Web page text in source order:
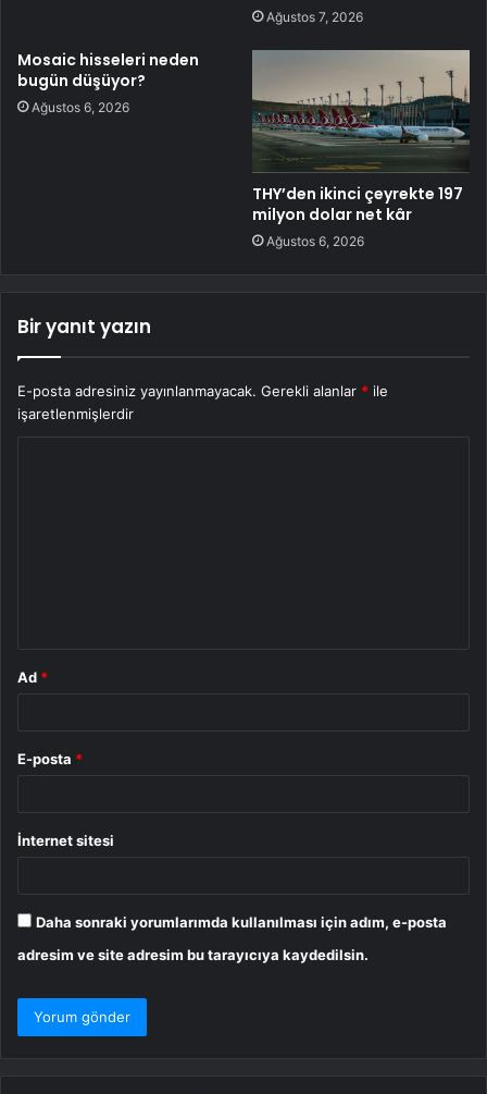
Ağustos 7, 2026
Mosaic hisseleri neden
bugün düşüyor?
Ağustos 6, 2026
THY’den ikinci çeyrekte 197
milyon dolar net kâr
Ağustos 6, 2026
Bir yanıt yazın
E-posta adresiniz yayınlanmayacak. Gerekli alanlar * ile
işaretlenmişlerdir
Ad *
E-posta *
İnternet sitesi
Daha sonraki yorumlarımda kullanılması için adım, e-posta
adresim ve site adresim bu tarayıcıya kaydedilsin.